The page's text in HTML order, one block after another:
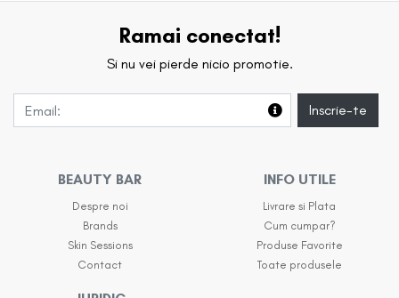
Ramai conectat!
Si nu vei pierde nicio promotie.
Inscrie-te
BEAUTY BAR
Despre noi
Brands
Skin Sessions
Contact
INFO UTILE
Livrare si Plata
Cum cumpar?
Produse Favorite
Toate produsele